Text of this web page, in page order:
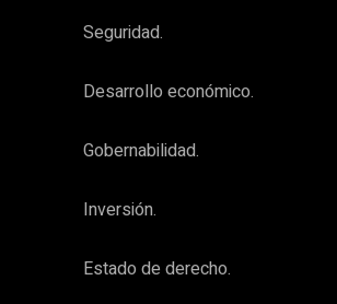
Seguridad.
Desarrollo económico.
Gobernabilidad.
Inversión.
Estado de derecho.